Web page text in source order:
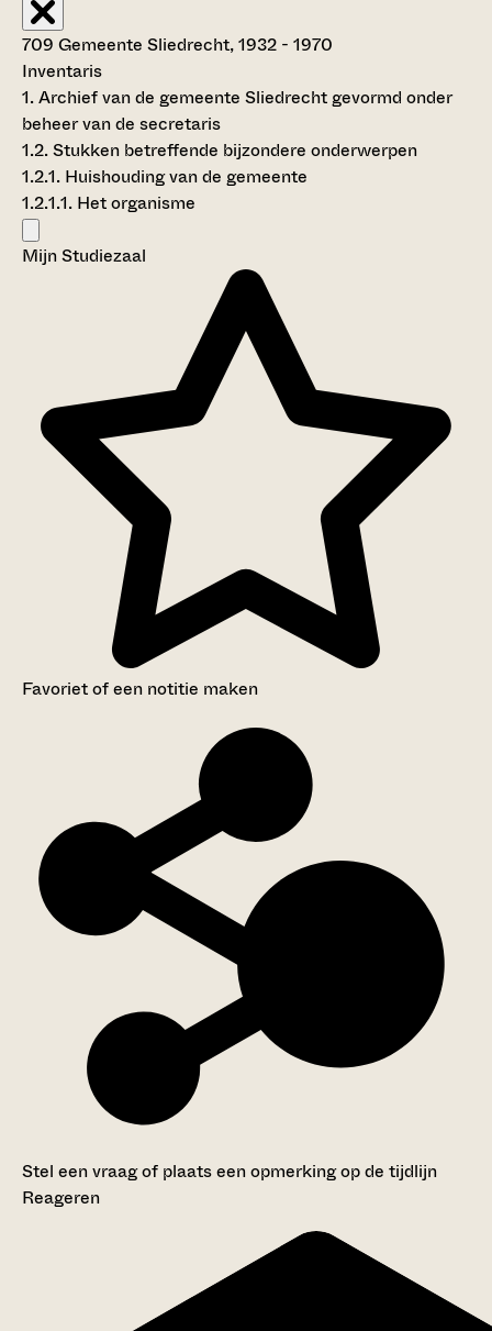
709 Gemeente Sliedrecht, 1932 - 1970
Inventaris
1. Archief van de gemeente Sliedrecht gevormd onder
beheer van de secretaris
1.2. Stukken betreffende bijzondere onderwerpen
1.2.1. Huishouding van de gemeente
1.2.1.1. Het organisme
Mijn Studiezaal
Favoriet of een notitie maken
Stel een vraag of plaats een opmerking op de tijdlijn
Reageren